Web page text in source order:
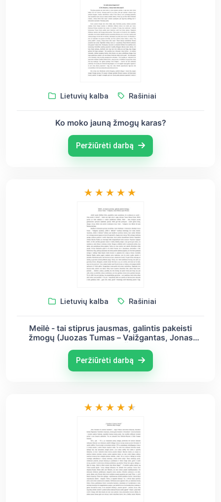
Lietuvių kalba Rašiniai
Ko moko jauną žmogų karas?
Peržiūrėti darbą
Lietuvių kalba Rašiniai
Meilė - tai stiprus jausmas, galintis pakeisti
žmogų (Juozas Tumas – Vaižgantas, Jonas
Peržiūrėti darbą